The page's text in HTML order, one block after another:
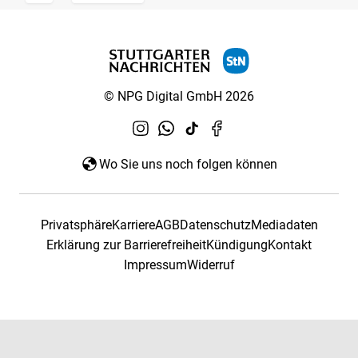
© NPG Digital GmbH 2026
Wo Sie uns noch folgen können
PrivatsphäreKarriereAGBDatenschutzMediadaten
Erklärung zur BarrierefreiheitKündigungKontakt
ImpressumWiderruf